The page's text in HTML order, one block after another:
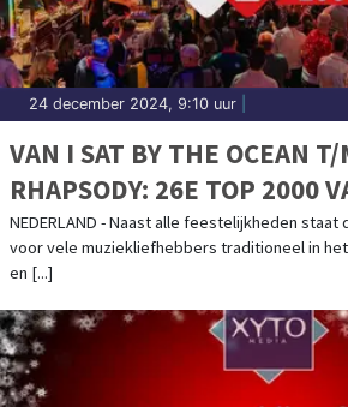
24 december 2024, 9:10 uur
VAN I SAT BY THE OCEAN
RHAPSODY: 26E TOP 2000
START
NEDERLAND - Naast alle feestelijkheden
voor vele muziekliefhebbers traditioneel in
en [...]